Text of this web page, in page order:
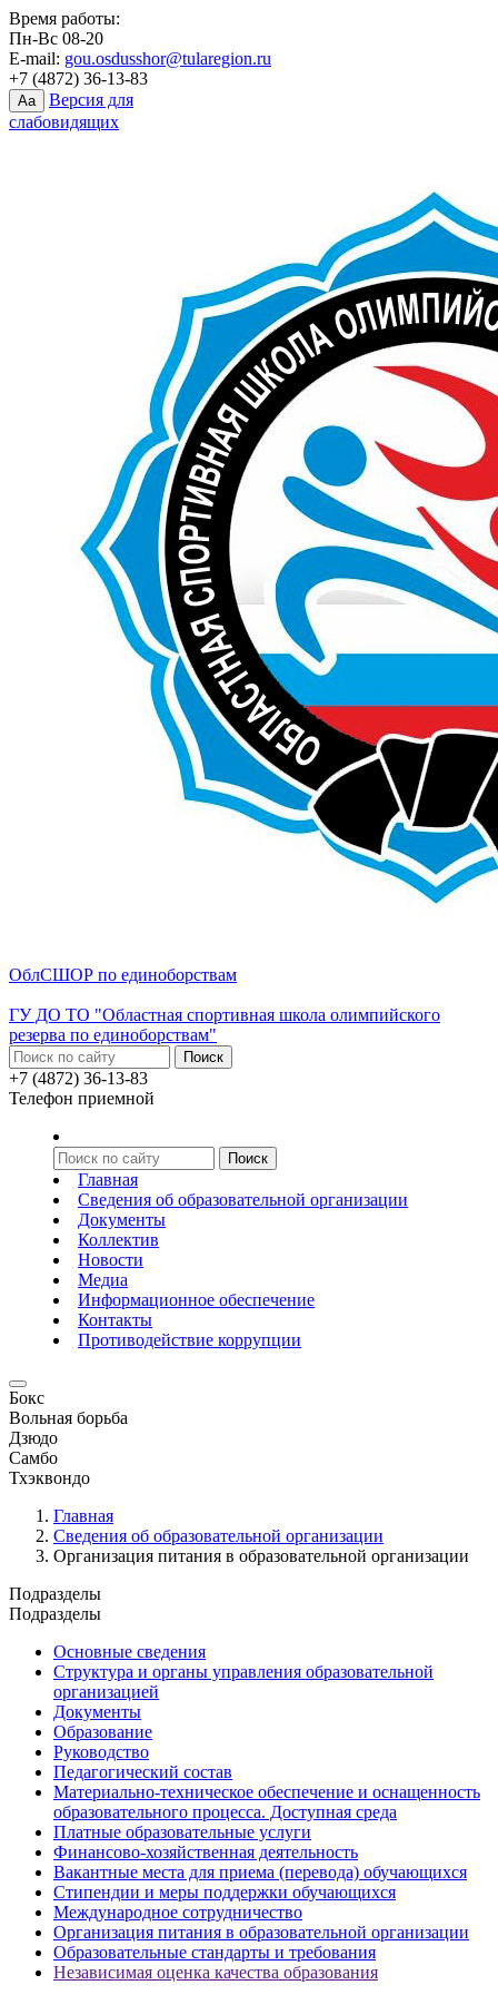
Время работы:
Пн-Вс 08-20
E-mail: gou.osdusshor@tularegion.ru
+7 (4872) 36-13-83
Aa
Версия для
слабовидящих
ОблСШОР по единоборствам
ГУ ДО ТО "Областная спортивная школа олимпийского
резерва по единоборствам"
+7 (4872) 36-13-83
Телефон приемной
Главная
Сведения об образовательной организации
Документы
Коллектив
Новости
Медиа
Информационное обеспечение
Контакты
Противодействие коррупции
Бокс
Вольная борьба
Дзюдо
Самбо
Тхэквондо
Главная
Сведения об образовательной организации
Организация питания в образовательной организации
Подразделы
Подразделы
Основные сведения
Структура и органы управления образовательной
организацией
Документы
Образование
Руководство
Педагогический состав
Материально-техническое обеспечение и оснащенность
образовательного процесса. Доступная среда
Платные образовательные услуги
Финансово-хозяйственная деятельность
Вакантные места для приема (перевода) обучающихся
Стипендии и меры поддержки обучающихся
Международное сотрудничество
Организация питания в образовательной организации
Образовательные стандарты и требования
Независимая оценка качества образования